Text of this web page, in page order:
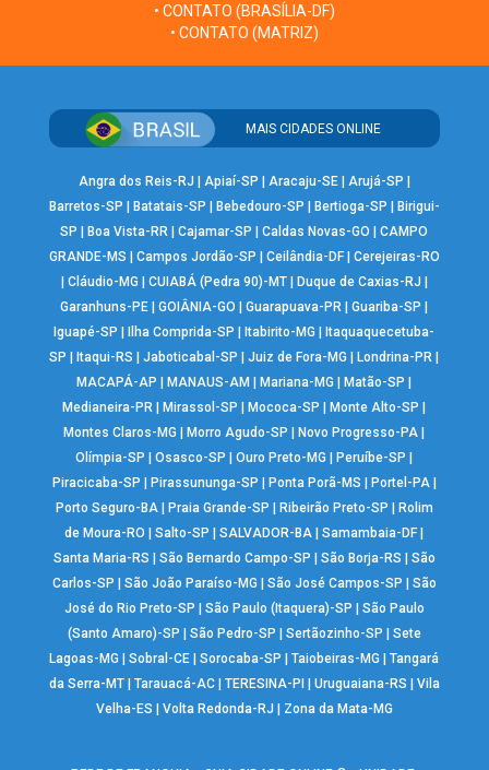
• CONTATO (BRASÍLIA-DF)
• CONTATO (MATRIZ)
MAIS CIDADES ONLINE
Angra dos Reis-RJ Apiaí-SP Aracaju-SE| Arujá-SP
Barretos-SP
Batatais-SP Bebedouro-SP Bertioga-SP
Birigui-
SP
Boa Vista-RR |Cajamar-SP |Caldas Novas-GO |CAMPO
GRANDE-MS
Campos Jordão-SP Ceilândia-DF| Cerejeiras-RO
Cláudio-MG CUIABÁ (Pedra 90)-MT| Duque de Caxias-RJ
Garanhuns-PE |GOIÂNIA-GO |Guarapuava-PR |Guariba-SP
Iguapé-SP
Ilha Comprida-SP Itabirito-MG
Itaquaquecetuba-
SP
Itaqui-RS |Jaboticabal-SP |Juiz de Fora-MG Londrina-PR
MACAPÁ-AP
MANAUS-AM Mariana-MG Matão-SP
Medianeira-PR
Mirassol-SP Mococa-SP Monte Alto-SP
Montes Claros-MG
Morro Agudo-SP Novo Progresso-PA
Olímpia-SP
|Osasco-SP |Ouro Preto-MG Peruíbe-SP
Piracicaba-SP
Pirassununga-SP Ponta Porã-MS Portel-PA|
Porto Seguro-BA| Praia Grande-SP Ribeirão Preto-SP
Rolim
de Moura-RO
|Salto-SP |SALVADOR-BA |Samambaia-DF
Santa Maria-RS
São Bernardo Campo-SP São Borja-RS
São
Carlos-SP
São João Paraíso-MG São José Campos-SP
São
José do Rio Preto-SP
São Paulo (Itaquera)-SP
São Paulo
(Santo Amaro)-SP
São Pedro-SP Sertãozinho-SP
Sete
Lagoas-MG
|Sobral-CE |Sorocaba-SP |Taiobeiras-MG |Tangará
da Serra-MT| Tarauacá-AC| TERESINA-PI Uruguaiana-RS
Vila
Velha-ES
Volta Redonda-RJ Zona da Mata-MG